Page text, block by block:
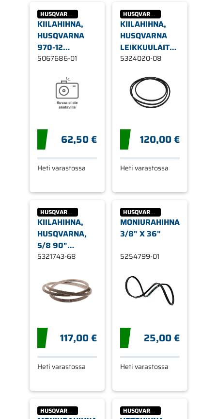
HUSQVARNA
KIILAHIHNA,
HUSQVARNA
970-12
LEIKKUULAITE
5067686-01
62,50 €
Heti varastossa
HUSQVARNA
KIILAHIHNA,
HUSQVARNA
LEIKKUULAITTEEN
36"
5324020-08
120,00 €
Heti varastossa
HUSQVARNA
KIILAHIHNA,
HUSQVARNA,
5/8 90"
MOOTTORI-
TRAKTORIT
5321743-68
117,00 €
Heti varastossa
HUSQVARNA
MONIURAHIHNA,
3/8" X 36"
5254799-01
25,00 €
Heti varastossa
HUSQVARNA HUSQVARNA